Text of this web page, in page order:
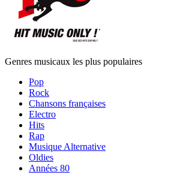
Genres musicaux les plus populaires
Pop
Rock
Chansons françaises
Electro
Hits
Rap
Musique Alternative
Oldies
Années 80